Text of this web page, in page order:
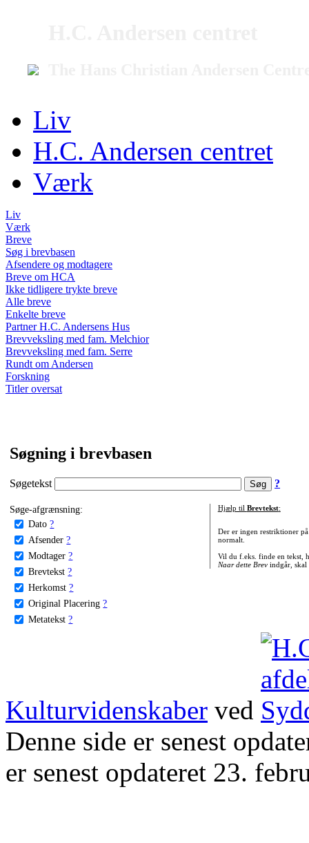
Liv
H.C. Andersen centret
Værk
Liv
Værk
Breve
Søg i brevbasen
Afsendere og modtagere
Breve om HCA
Ikke tidligere trykte breve
Alle breve
Enkelte breve
Partner H.C. Andersens Hus
Brevveksling med fam. Melchior
Brevveksling med fam. Serre
Rundt om Andersen
Forskning
Titler oversat
Søgning i brevbasen
Søgetekst ?
Søge-afgrænsning:
Dato ?
Afsender ?
Modtager ?
Brevtekst ?
Herkomst ?
Original Placering ?
Metatekst ?
Hjælp til Brevtekst:
Der er ingen restriktioner
normalt.
Vil du f.eks. finde en tekst,
Naar dette Brevindgår, skal
Kulturvidenskaber ved
Denne side er senest
er senest opdateret 23.